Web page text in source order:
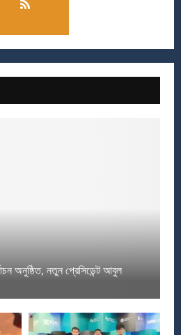
অনুষ্ঠিত, নতুন প্রেসিডেন্ট আবুল